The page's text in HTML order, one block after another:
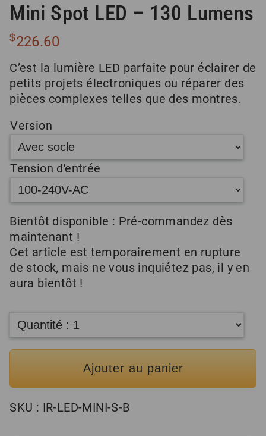
Mini Spot LED – 130 Lumens
$226.60
C’est la lumière LED parfaite pour éclairer de
petits projets électroniques ou réparer des
pièces complexes telles que des montres.
Version
Tension d'entrée
Bientôt disponible : Pré-commandez dès
maintenant !
Cet article est temporairement en rupture
de stock, mais ne vous inquiétez pas, il y en
aura bientôt !
Ajouter au panier
SKU : IR-LED-MINI-S-B